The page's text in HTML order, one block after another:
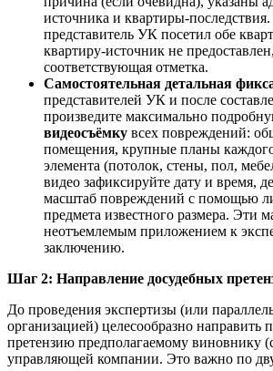
источника и квартиры-
представитель УК посетил обе
квартиру-источник не
соответствующая отметка.
Самостоятельная детальная
представителей УК и после
произведите максимально
видеосъёмку всех повреждений:
помещения, крупные планы
элемента (потолок, стены, пол,
видео зафиксируйте дату и время,
масштаб повреждений с помощью
предмета известного размера. Эти
неотъемлемым приложением к
заключению.
Шаг 2: Направление досудебных
До проведения экспертизы (или
организацией) целесообразно направить
претензию предполагаемому виновнику
управляющей компании. Это важно по